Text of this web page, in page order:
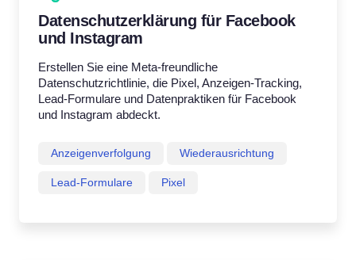
Datenschutzerklärung für Facebook
und Instagram
Erstellen Sie eine Meta-freundliche
Datenschutzrichtlinie, die Pixel, Anzeigen-Tracking,
Lead-Formulare und Datenpraktiken für Facebook
und Instagram abdeckt.
Anzeigenverfolgung Wiederausrichtung
Lead-Formulare Pixel